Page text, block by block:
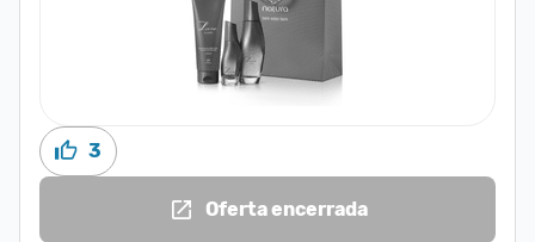
3
Oferta encerrada